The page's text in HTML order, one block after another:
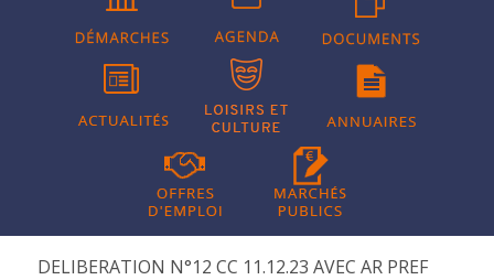
DELIBERATION N°12 CC 11.12.23 AVEC AR PREF